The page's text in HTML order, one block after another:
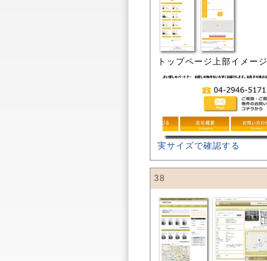
トップページ上部イメージ
実サイズで確認する
38